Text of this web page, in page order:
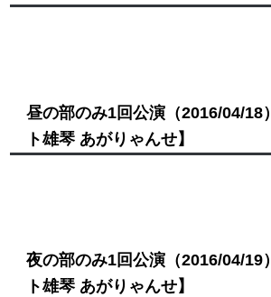
昼の部のみ1回公演（2016/04/18）
ト雄琴 あがりゃんせ】
夜の部のみ1回公演（2016/04/19）
ト雄琴 あがりゃんせ】